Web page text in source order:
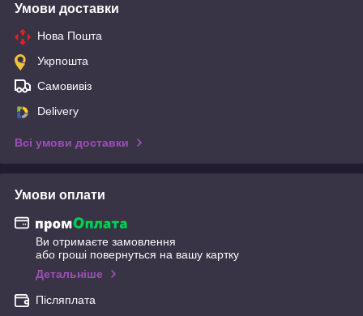
Умови доставки
Нова Пошта
Укрпошта
Самовивіз
Delivery
Всі умови доставки
Умови оплати
Ви отримаєте замовлення
або гроші повернуться на вашу картку
Детальніше
Післяплата